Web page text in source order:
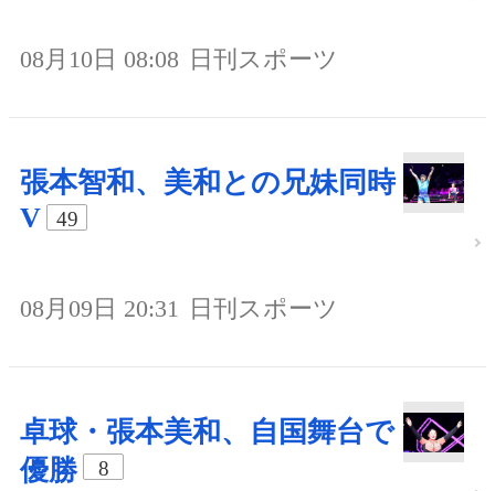
08月10日 08:08 日刊スポーツ
張本智和、美和との兄妹同時
V
49
08月09日 20:31 日刊スポーツ
卓球・張本美和、自国舞台で
優勝
8